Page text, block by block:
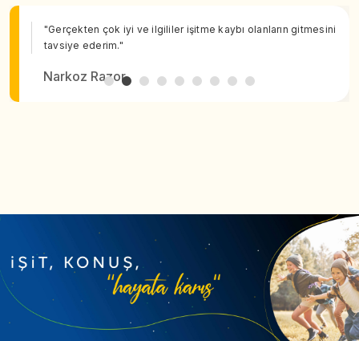
"Gerçekten çok iyi ve ilgililer işitme kaybı olanların gitmesini
tavsiye ederim."
Narkoz Razor